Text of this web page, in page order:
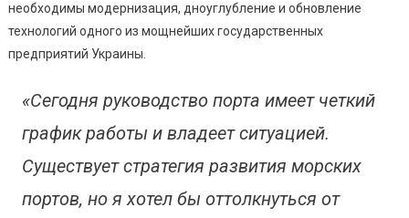
необходимы модернизация, дноуглубление и обновление
технологий одного из мощнейших государственных
предприятий Украины.
«Сегодня руководство порта имеет четкий
график работы и владеет ситуацией.
Существует стратегия развития морских
портов, но я хотел бы оттолкнуться от